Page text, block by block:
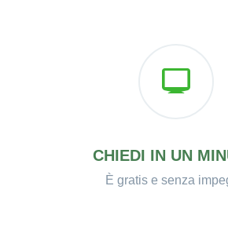
CHIEDI IN UN
È gratis e senza